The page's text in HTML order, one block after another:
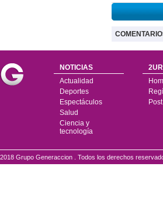
NOTICIAS
Actualidad
Deportes
Espectáculos
Salud
Ciencia y
tecnología
2018 Grupo Generaccion . Todos los derechos